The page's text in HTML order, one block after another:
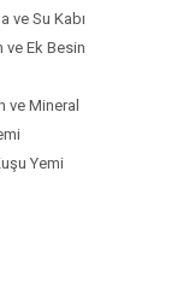
ve Su Kabı
ve Ek Besin
ve Mineral
Yemi